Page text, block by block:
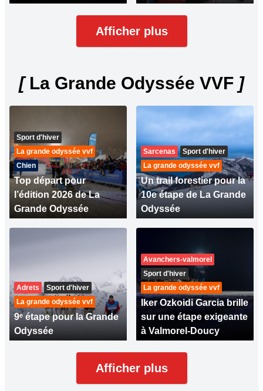
Afficher plus
[La Grande Odyssée VVF ]
Sport d'hiver
La grande odyssée vvf
Chien
Top départ pour
l’édition 2026 de La
Grande Odyssée
Sarcenas
Sport d'hiver
La grande odyssée vvf
Un trail forestier pour la
10e étape de La Grande
Odyssée
Adrets
Sport d'hiver
La grande odyssée vvf
9ᵉ étape pour la Grande
Odyssée
Avanchers-valmorel
Sport d'hiver
La grande odyssée vvf
Iker Ozkoidi Garcia brille
sur une étape exigeante
à Valmorel-Doucy
Afficher plus